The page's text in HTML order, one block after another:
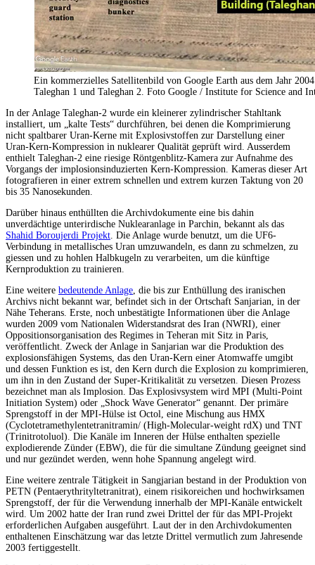
Ein kommerzielles Satellitenbild von Google Earth aus dem Jahr
Taleghan 1 und Taleghan 2. Foto Google / Institute for Science and
In der Anlage Taleghan-2 wurde ein kleinerer zylindrischer Stahltank
installiert, um „kalte Tests“ durchführen, bei denen die Komprimierung
nicht spaltbarer Uran-Kerne mit Explosivstoffen zur Darstellung einer
Uran-Kern-Kompression in nuklearer Qualität geprüft wird. Ausserdem
enthielt Taleghan-2 eine riesige Röntgenblitz-Kamera zur Aufnahme des
Vorgangs der implosionsinduzierten Kern-Kompression. Kameras dieser Art
fotografieren in einer extrem schnellen und extrem kurzen Taktung von 20
bis 35 Nanosekunden.
Darüber hinaus enthüllten die Archivdokumente eine bis dahin
unverdächtige unterirdische Nuklearanlage in Parchin, bekannt als das
Shahid Boroujerdi Projekt . Die Anlage wurde benutzt, um die UF6-
Verbindung in metallisches Uran umzuwandeln, es dann zu schmelzen, zu
giessen und zu hohlen Halbkugeln zu verarbeiten, um die künftige
Kernproduktion zu trainieren.
Eine weitere bedeutende Anlage , die bis zur Enthüllung des iranischen
Archivs nicht bekannt war, befindet sich in der Ortschaft Sanjarian, in der
Nähe Teherans. Erste, noch unbestätigte Informationen über die Anlage
wurden 2009 vom Nationalen Widerstandsrat des Iran (NWRI), einer
Oppositionsorganisation des Regimes in Teheran mit Sitz in Paris,
veröffentlicht. Zweck der Anlage in Sanjarian war die Produktion des
explosionsfähigen Systems, das den Uran-Kern einer Atomwaffe umgibt
und dessen Funktion es ist, den Kern durch die Explosion zu komprimieren,
um ihn in den Zustand der Super-Kritikalität zu versetzen. Diesen Prozess
bezeichnet man als Implosion. Das Explosivsystem wird MPI (Multi-Point
Initiation System) oder „Shock Wave Generator“ genannt. Der primäre
Sprengstoff in der MPI-Hülse ist Octol, eine Mischung aus HMX
(Cyclotetramethylentetranitramin/ (High-Molecular-weight rdX) und TNT
(Trinitrotoluol). Die Kanäle im Inneren der Hülse enthalten spezielle
explodierende Zünder (EBW), die für die simultane Zündung geeignet sind
und nur gezündet werden, wenn hohe Spannung angelegt wird.
Eine weitere zentrale Tätigkeit in Sangjarian bestand in der Produktion von
PETN (Pentaerythrityltetranitrat), einem risikoreichen und hochwirksamen
Sprengstoff, der für die Verwendung innerhalb der MPI-Kanäle entwickelt
wird. Um 2002 hatte der Iran rund zwei Drittel der für das MPI-Projekt
erforderlichen Aufgaben ausgeführt. Laut der in den Archivdokumenten
enthaltenen Einschätzung war das letzte Drittel vermutlich zum Jahresende
2003 fertiggestellt.